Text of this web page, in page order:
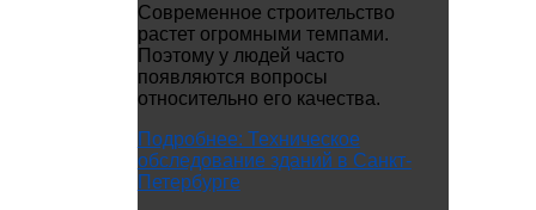
Современное строительство
растет огромными темпами.
Поэтому у людей часто
появляются вопросы
относительно его качества.
Подробнее: Техническое
обследование зданий в Санкт-
Петербурге